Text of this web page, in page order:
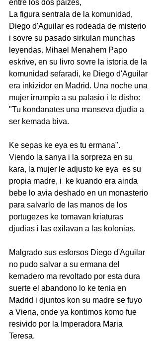
entre los dos paizes,
La figura sentrala de la komunidad,
Diego d'Aguilar es rodeada de misterio
i sovre su pasado sirkulan munchas
leyendas. Mihael Menahem Papo
eskrive, en su livro sovre la istoria de la
komunidad sefaradi, ke Diego d'Aguilar
era inkizidor en Madrid. Una noche una
mujer irrumpio a su palasio i le disho:
"Tu kondanates una manseva djudia a
ser kemada biva.
Ke sepas ke eya es tu ermana".
Viendo la sanya i la sorpreza en su
kara, la mujer le adjusto ke eya  es su
propia madre, i  ke kuando era ainda
bebe lo avia deshado en un monasterio
para salvarlo de las manos de los
portugezes ke tomavan kriaturas
djudias i las exilavan a las kolonias.
Malgrado sus esforsos Diego d'Aguilar
no pudo salvar a su ermana del
kemadero ma revoltado por esta dura
suerte el abandono lo ke tenia en
Madrid i djuntos kon su madre se fuyo
a Viena, onde ya kontimos komo fue
resivido por la Imperadora Maria
Teresa.